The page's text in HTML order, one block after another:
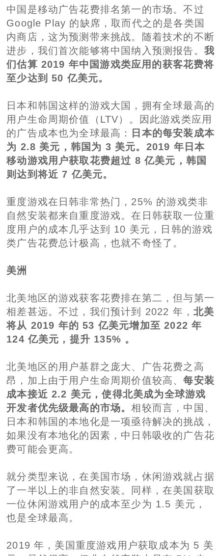
中国是移动广告花费排名第一的市场。不过
Google Play 的缺席，取而代之的是各类国
内商店，这为预测带来挑战。随着技术的不断
进步，我们首次能够将中国纳入预测报告。 我
们估算 2019 年中国游戏类应用的获客花费将
至少达到 50 亿美元。
日本和韩国这样的游戏大国，拥有全球最高的
用户生命周期价值（LTV）。因此游戏类应用
的广告成本也为全球最高：
日本的每安装成本
为 2.8 美元，韩国为 3 美元。2019 年日本
移动游戏用户获取花费超过 8 亿美元，韩国
则达到将近 7 亿美元。
重度游戏在日韩非常热门，25% 的游戏类非
自然安装都来自重度游戏。在日韩获取一位重
度用户的成本几乎达到 10 美元，日韩的游戏
类广告花费总计极高，也就不奇怪了。
美洲
北美地区的游戏获客花费排在第二，但与第一
相差甚远。不过，我们预计到 2022 年，北美
将从 2019 年的 53 亿美元增加至 2022 年
124 亿美元，提升 135% 。
北美地区的用户基群之庞大、广告花费之高
昂，加上由于用户生命周期价值较高、每安装
成本接近 2.2 美元，使得北美成为全球游戏
开发者优先级最高的市场。相较而言，中国、
日本和韩国的本地化是一项亟待解决的挑战，
如果没有本地化的因素，中日韩吸收的广告花
费可能会更高。
就分类型来说，在美国市场，休闲游戏就占据
了一半以上的非自然安装。同样，在美国获取
一位休闲游戏用户的成本至少为 1.5 美元，
也是全球最高。
2019 年，美国重度游戏用户获取成本为 5 美